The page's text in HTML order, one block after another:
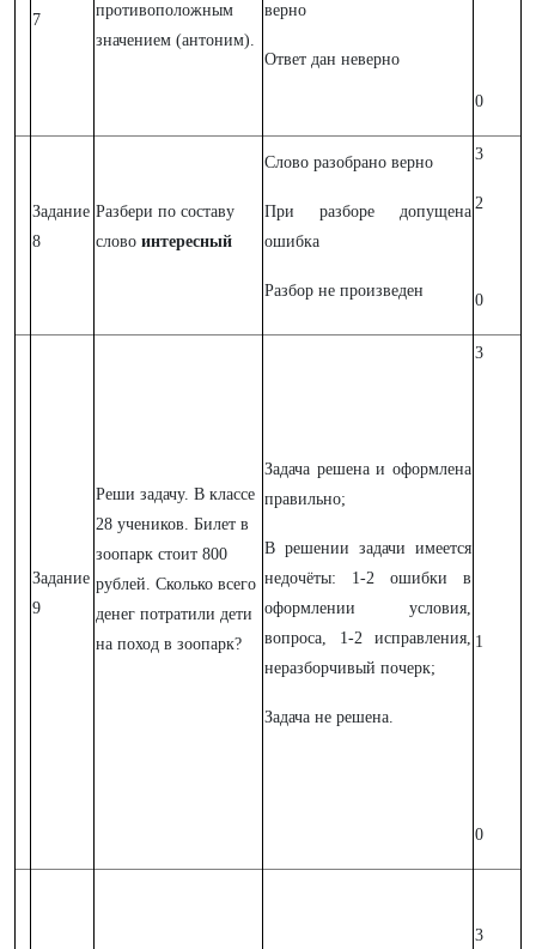
7
противоположным
значением (антоним).
верно
Ответ дан неверно
0
Задание
8
Разбери по составу
слово интересный
Слово разобрано верно
При разборе допущена
ошибка
Разбор не произведен
3
2
0
Задание
9
Реши задачу. В классе
28 учеников. Билет в
зоопарк стоит 800
рублей. Сколько всего
денег потратили дети
на поход в зоопарк?
Задача решена и оформлена
правильно;
В решении задачи имеется
недочёты: 1-2 ошибки в
оформлении условия,
вопроса, 1-2 исправления,
неразборчивый почерк;
Задача не решена.
3
1
0
3